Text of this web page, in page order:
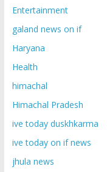
Entertainment
galand news on if
Haryana
Health
himachal
Himachal Pradesh
ive today duskhkarma
ive today on if news
jhula news